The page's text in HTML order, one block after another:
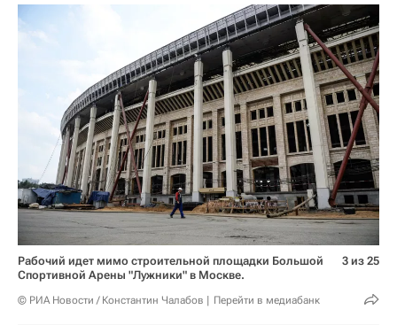
Рабочий идет мимо строительной площадки Большой
Спортивной Арены "Лужники" в Москве.
© РИА Новости / Константин Чалабов Перейти в медиабанк
3 из 25